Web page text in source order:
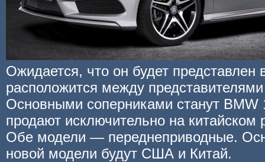
Ожидается, что он будет представлен
расположится между
Основными соперниками станут BMW
продают исключительно на китайском
Обе модели — переднеприводные.
новой модели будут США и Китай.